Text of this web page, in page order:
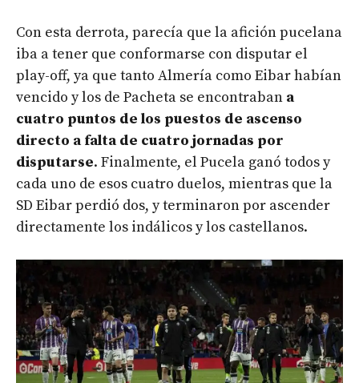
Con esta derrota, parecía que la afición pucelana
iba a tener que conformarse con disputar el
play-off, ya que tanto Almería como Eibar habían
vencido y los de Pacheta se encontraban a
cuatro puntos de los puestos de ascenso
directo a falta de cuatro jornadas por
disputarse. Finalmente, el Pucela ganó todos y
cada uno de esos cuatro duelos, mientras que la
SD Eibar perdió dos, y terminaron por ascender
directamente los indálicos y los castellanos.